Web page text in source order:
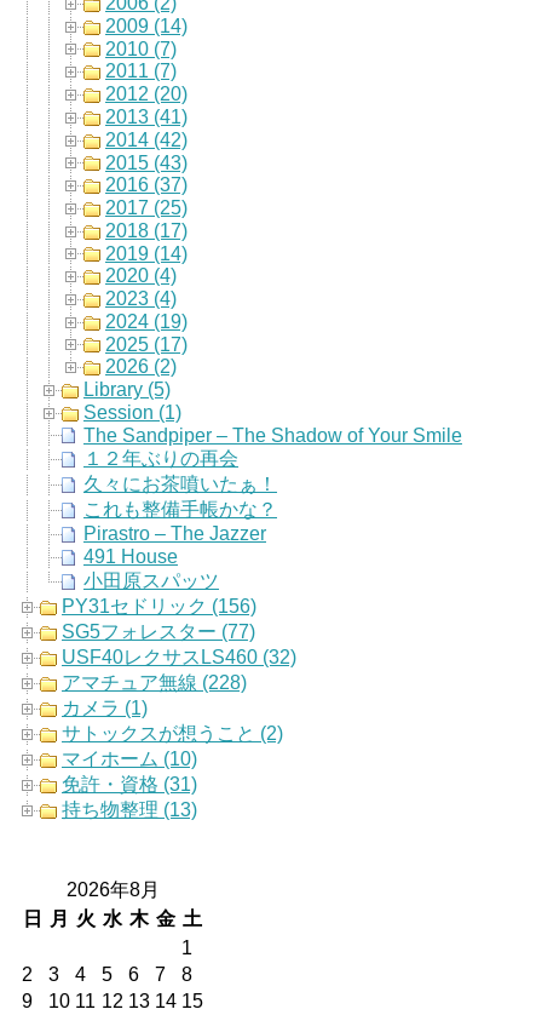
2009 (14)
2010 (7)
2011 (7)
2012 (20)
2013 (41)
2014 (42)
2015 (43)
2016 (37)
2017 (25)
2018 (17)
2019 (14)
2020 (4)
2023 (4)
2024 (19)
2025 (17)
2026 (2)
Library (5)
Session (1)
The Sandpiper – The Shadow of Your Smile
１２年ぶりの再会
久々にお茶噴いたぁ！
これも整備手帳かな？
Pirastro – The Jazzer
491 House
小田原スパッツ
PY31セドリック (156)
SG5フォレスター (77)
USF40レクサスLS460 (32)
アマチュア無線 (228)
カメラ (1)
サトックスが想うこと (2)
マイホーム (10)
免許・資格 (31)
持ち物整理 (13)
2026年8月
日
月 火 水 木 金 土
1
2
3 4 5 6 7
8
9
10 11 12 13 14 15